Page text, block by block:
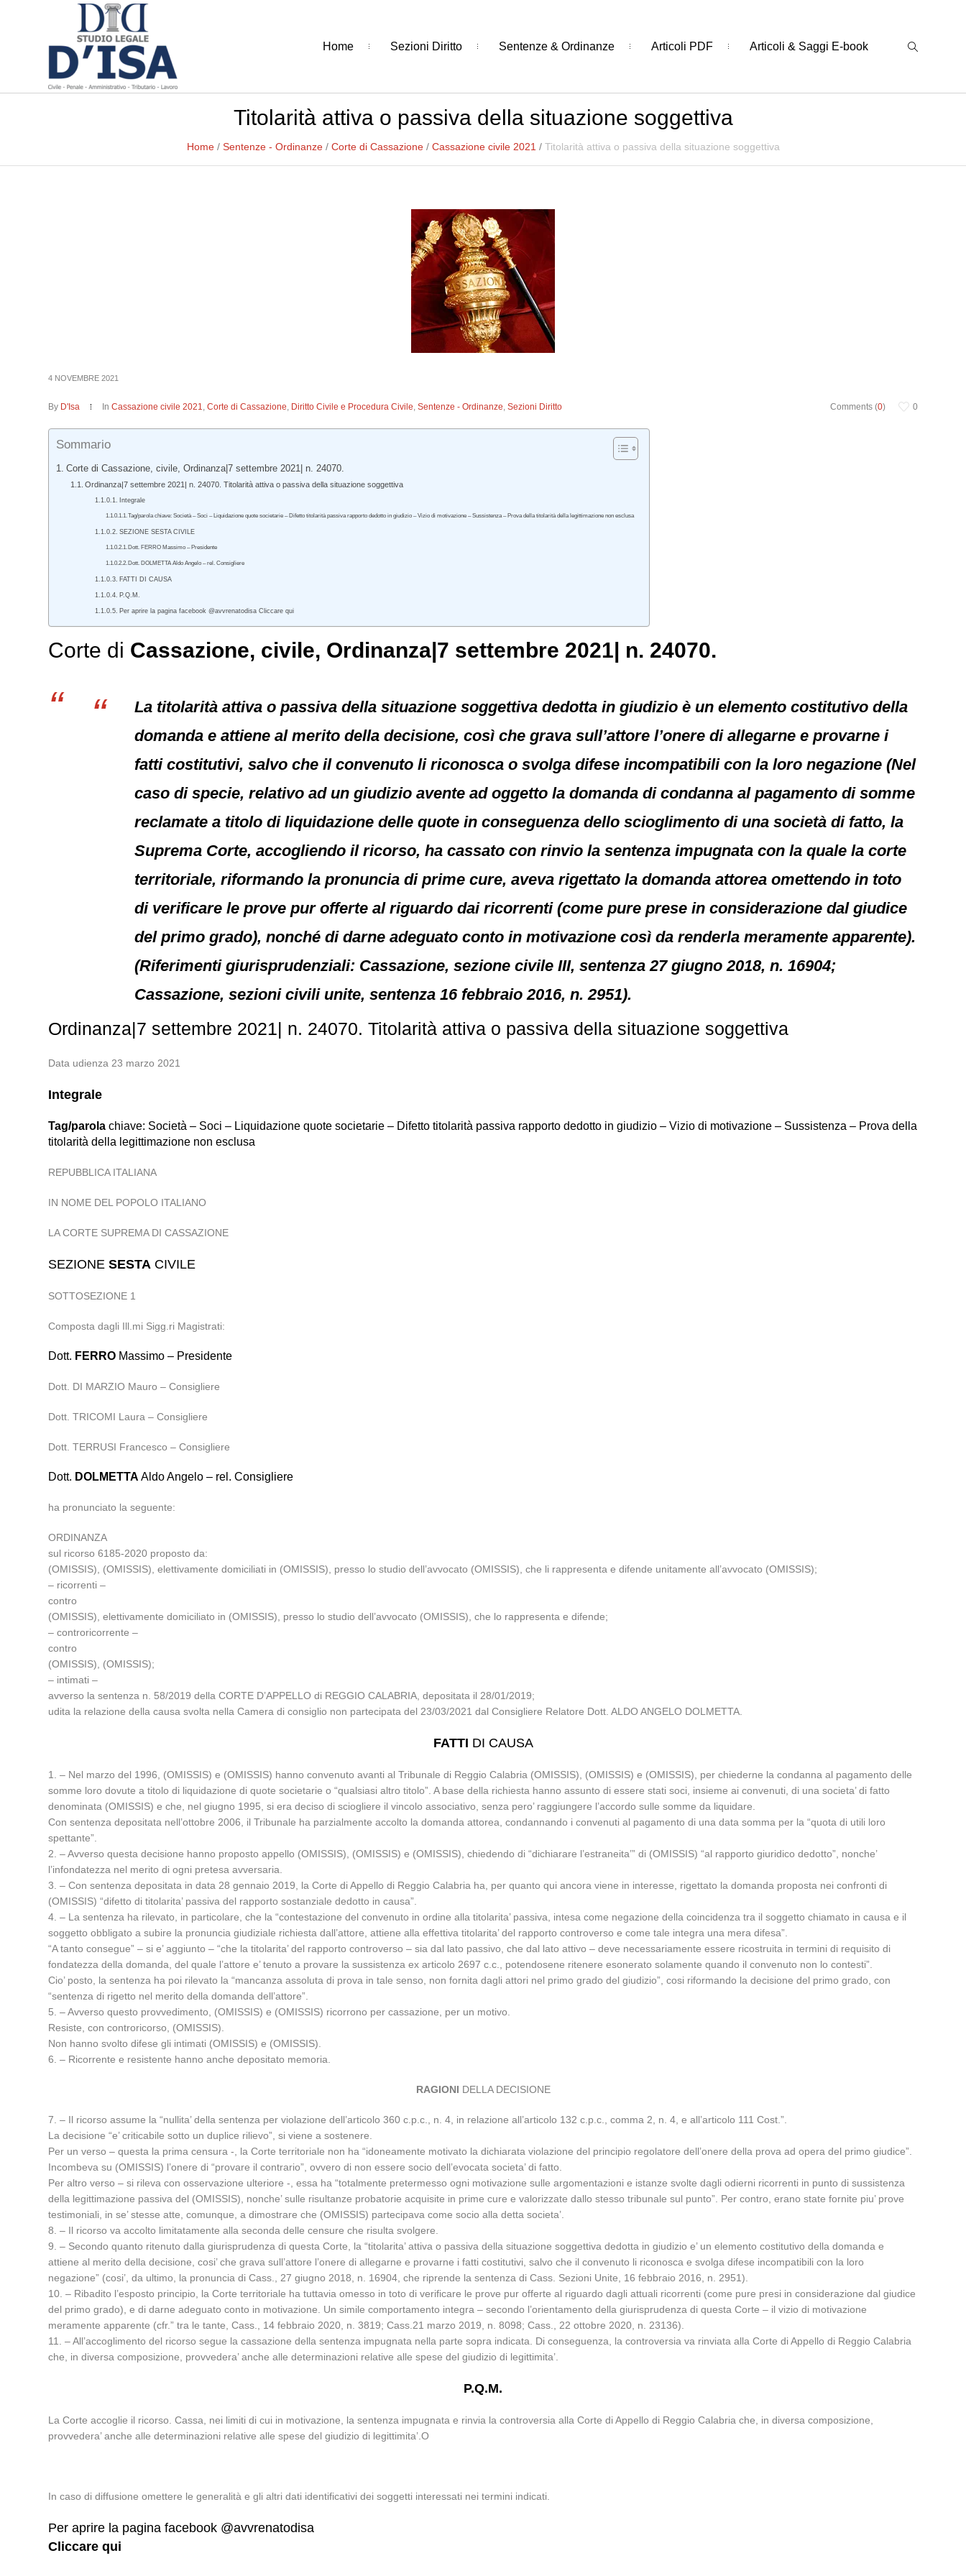
Home Sezioni Diritto Sentenze & Ordinanze Articoli PDF Articoli & Saggi E-book
Titolarità attiva o passiva della situazione soggettiva
Home / Sentenze - Ordinanze / Corte di Cassazione / Cassazione civile 2021 / Titolarità attiva o passiva della situazione soggettiva
4 NOVEMBRE 2021
Comments (0) 0
By D'Isa InCassazione civile 2021,Corte di Cassazione, Diritto Civile e Procedura Civile,Sentenze - Ordinanze,Sezioni Diritto
Sommario
Corte di Cassazione, civile, Ordinanza|7 settembre 2021| n. 24070.
Ordinanza|7 settembre 2021| n. 24070. Titolarità attiva o passiva della situazione soggettiva
Integrale
Tag/parola chiave: Società – Soci – Liquidazione quote societarie – Difetto titolarità passiva rapporto dedotto in giudizio – Vizio di motivazione – Sussistenza – Prova della titolarità della legittimazione non esclusa
SEZIONE SESTA CIVILE
Dott. FERRO Massimo – Presidente
Dott. DOLMETTA Aldo Angelo – rel. Consigliere
FATTI DI CAUSA
P.Q.M.
Per aprire la pagina facebook @avvrenatodisa Cliccare qui
Corte di Cassazione, civile, Ordinanza|7 settembre 2021| n. 24070.
La titolarità attiva o passiva della situazione soggettiva dedotta in giudizio è un elemento costitutivo della
domanda e attiene al merito della decisione, così che grava sull’attore l’onere di allegarne e provarne i
fatti costitutivi, salvo che il convenuto li riconosca o svolga difese incompatibili con la loro negazione (Nel
caso di specie, relativo ad un giudizio avente ad oggetto la domanda di condanna al pagamento di somme
reclamate a titolo di liquidazione delle quote in conseguenza dello scioglimento di una società di fatto, la
Suprema Corte, accogliendo il ricorso, ha cassato con rinvio la sentenza impugnata con la quale la corte
territoriale, riformando la pronuncia di prime cure, aveva rigettato la domanda attorea omettendo in toto
di verificare le prove pur offerte al riguardo dai ricorrenti (come pure prese in considerazione dal giudice
del primo grado), nonché di darne adeguato conto in motivazione così da renderla meramente apparente).
(Riferimenti giurisprudenziali: Cassazione, sezione civile III, sentenza 27 giugno 2018, n. 16904;
Cassazione, sezioni civili unite, sentenza 16 febbraio 2016, n. 2951).
Ordinanza|7 settembre 2021| n. 24070. Titolarità attiva o passiva della situazione soggettiva
Data udienza 23 marzo 2021
Integrale
Tag/parola chiave: Società – Soci – Liquidazione quote societarie – Difetto titolarità passiva rapporto dedotto in giudizio – Vizio di motivazione – Sussistenza – Prova della
titolarità della legittimazione non esclusa
REPUBBLICA ITALIANA
IN NOME DEL POPOLO ITALIANO
LA CORTE SUPREMA DI CASSAZIONE
SEZIONESESTA CIVILE
SOTTOSEZIONE 1
Composta dagli Ill.mi Sigg.ri Magistrati:
Dott. FERRO Massimo – Presidente
Dott. DI MARZIO Mauro – Consigliere
Dott. TRICOMI Laura – Consigliere
Dott. TERRUSI Francesco – Consigliere
Dott. DOLMETTA Aldo Angelo – rel. Consigliere
ha pronunciato la seguente:
ORDINANZA
sul ricorso 6185-2020 proposto da:
(OMISSIS), (OMISSIS), elettivamente domiciliati in (OMISSIS), presso lo studio dell’avvocato (OMISSIS), che li rappresenta e difende unitamente all’avvocato (OMISSIS);
– ricorrenti –
contro
(OMISSIS), elettivamente domiciliato in (OMISSIS), presso lo studio dell’avvocato (OMISSIS), che lo rappresenta e difende;
– controricorrente –
contro
(OMISSIS), (OMISSIS);
– intimati –
avverso la sentenza n. 58/2019 della CORTE D’APPELLO di REGGIO CALABRIA, depositata il 28/01/2019;
udita la relazione della causa svolta nella Camera di consiglio non partecipata del 23/03/2021 dal Consigliere Relatore Dott. ALDO ANGELO DOLMETTA.
FATTI DI CAUSA
1. – Nel marzo del 1996, (OMISSIS) e (OMISSIS) hanno convenuto avanti al Tribunale di Reggio Calabria (OMISSIS), (OMISSIS) e (OMISSIS), per chiederne la condanna al pagamento delle
somme loro dovute a titolo di liquidazione di quote societarie o “qualsiasi altro titolo”. A base della richiesta hanno assunto di essere stati soci, insieme ai convenuti, di una societa’ di fatto
denominata (OMISSIS) e che, nel giugno 1995, si era deciso di sciogliere il vincolo associativo, senza pero’ raggiungere l’accordo sulle somme da liquidare.
Con sentenza depositata nell’ottobre 2006, il Tribunale ha parzialmente accolto la domanda attorea, condannando i convenuti al pagamento di una data somma per la “quota di utili loro
spettante”.
2. – Avverso questa decisione hanno proposto appello (OMISSIS), (OMISSIS) e (OMISSIS), chiedendo di “dichiarare l’estraneita’” di (OMISSIS) “al rapporto giuridico dedotto”, nonche’
l’infondatezza nel merito di ogni pretesa avversaria.
3. – Con sentenza depositata in data 28 gennaio 2019, la Corte di Appello di Reggio Calabria ha, per quanto qui ancora viene in interesse, rigettato la domanda proposta nei confronti di
(OMISSIS) “difetto di titolarita’ passiva del rapporto sostanziale dedotto in causa”.
4. – La sentenza ha rilevato, in particolare, che la “contestazione del convenuto in ordine alla titolarita’ passiva, intesa come negazione della coincidenza tra il soggetto chiamato in causa e il
soggetto obbligato a subire la pronuncia giudiziale richiesta dall’attore, attiene alla effettiva titolarita’ del rapporto controverso e come tale integra una mera difesa”.
“A tanto consegue” – si e’ aggiunto – “che la titolarita’ del rapporto controverso – sia dal lato passivo, che dal lato attivo – deve necessariamente essere ricostruita in termini di requisito di
fondatezza della domanda, del quale l’attore e’ tenuto a provare la sussistenza ex articolo 2697 c.c., potendosene ritenere esonerato solamente quando il convenuto non lo contesti”.
Cio’ posto, la sentenza ha poi rilevato la “mancanza assoluta di prova in tale senso, non fornita dagli attori nel primo grado del giudizio”, cosi riformando la decisione del primo grado, con
“sentenza di rigetto nel merito della domanda dell’attore”.
5. – Avverso questo provvedimento, (OMISSIS) e (OMISSIS) ricorrono per cassazione, per un motivo.
Resiste, con controricorso, (OMISSIS).
Non hanno svolto difese gli intimati (OMISSIS) e (OMISSIS).
6. – Ricorrente e resistente hanno anche depositato memoria.
RAGIONI DELLA DECISIONE
7. – Il ricorso assume la “nullita’ della sentenza per violazione dell’articolo 360 c.p.c., n. 4, in relazione all’articolo 132 c.p.c., comma 2, n. 4, e all’articolo 111 Cost.”.
La decisione “e’ criticabile sotto un duplice rilievo”, si viene a sostenere.
Per un verso – questa la prima censura -, la Corte territoriale non ha “idoneamente motivato la dichiarata violazione del principio regolatore dell’onere della prova ad opera del primo giudice”.
Incombeva su (OMISSIS) l’onere di “provare il contrario”, ovvero di non essere socio dell’evocata societa’ di fatto.
Per altro verso – si rileva con osservazione ulteriore -, essa ha “totalmente pretermesso ogni motivazione sulle argomentazioni e istanze svolte dagli odierni ricorrenti in punto di sussistenza
della legittimazione passiva del (OMISSIS), nonche’ sulle risultanze probatorie acquisite in prime cure e valorizzate dallo stesso tribunale sul punto”. Per contro, erano state fornite piu’ prove
testimoniali, in se’ stesse atte, comunque, a dimostrare che (OMISSIS) partecipava come socio alla detta societa’.
8. – Il ricorso va accolto limitatamente alla seconda delle censure che risulta svolgere.
9. – Secondo quanto ritenuto dalla giurisprudenza di questa Corte, la “titolarita’ attiva o passiva della situazione soggettiva dedotta in giudizio e’ un elemento costitutivo della domanda e
attiene al merito della decisione, cosi’ che grava sull’attore l’onere di allegarne e provarne i fatti costitutivi, salvo che il convenuto li riconosca e svolga difese incompatibili con la loro
negazione” (cosi’, da ultimo, la pronuncia di Cass., 27 giugno 2018, n. 16904, che riprende la sentenza di Cass. Sezioni Unite, 16 febbraio 2016, n. 2951).
10. – Ribadito l’esposto principio, la Corte territoriale ha tuttavia omesso in toto di verificare le prove pur offerte al riguardo dagli attuali ricorrenti (come pure presi in considerazione dal giudice
del primo grado), e di darne adeguato conto in motivazione. Un simile comportamento integra – secondo l’orientamento della giurisprudenza di questa Corte – il vizio di motivazione
meramente apparente (cfr.” tra le tante, Cass., 14 febbraio 2020, n. 3819; Cass.21 marzo 2019, n. 8098; Cass., 22 ottobre 2020, n. 23136).
11. – All’accoglimento del ricorso segue la cassazione della sentenza impugnata nella parte sopra indicata. Di conseguenza, la controversia va rinviata alla Corte di Appello di Reggio Calabria
che, in diversa composizione, provvedera’ anche alle determinazioni relative alle spese del giudizio di legittimita’.
P.Q.M.
La Corte accoglie il ricorso. Cassa, nei limiti di cui in motivazione, la sentenza impugnata e rinvia la controversia alla Corte di Appello di Reggio Calabria che, in diversa composizione,
provvedera’ anche alle determinazioni relative alle spese del giudizio di legittimita’.O
In caso di diffusione omettere le generalità e gli altri dati identificativi dei soggetti interessati nei termini indicati.
Per aprire la pagina facebook @avvrenatodisa
Cliccare qui